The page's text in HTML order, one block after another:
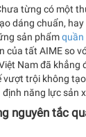
từng có một
dáng chuẩn,
sản phẩmquần
của tất AIME so
Nam đã khẳng
vượt trội không
năng lực sản
nguyên tắc